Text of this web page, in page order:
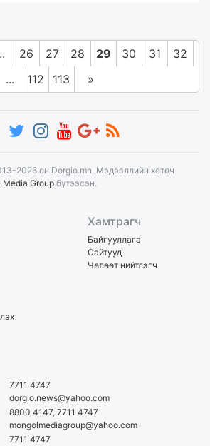
26 27 28 29 30 31
32
...
112 113 »
2026 он Dorgio.mn, Мэдээллийн хөтөч
Media Group бүтээсэн.
Хамтрагч
Байгууллага
Сайтууд
Чөлөөт нийтлэгч
7711 4747
dorgio.news@yahoo.com
8800 4147, 7711 4747
mongolmediagroup@yahoo.com
7711 4747